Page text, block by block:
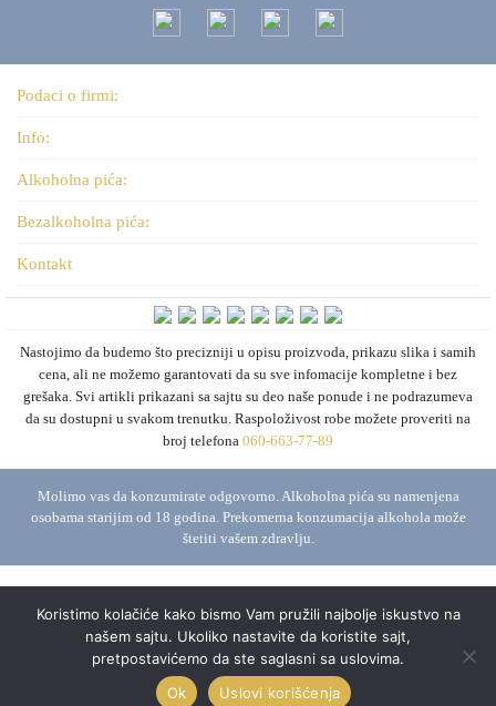
Podaci o firmi:
Info:
Alkoholna pića:
Bezalkoholna pića:
Kontakt
Nastojimo da budemo što precizniji u opisu proizvoda, prikazu slika i samih
cena, ali ne možemo garantovati da su sve infomacije kompletne i bez
grešaka. Svi artikli prikazani sa sajtu su deo naše ponude i ne podrazumeva
da su dostupni u svakom trenutku. Raspoloživost robe možete proveriti na
broj telefona 060-663-77-89
Molimo vas da konzumirate odgovorno. Alkoholna pića su namenjena
osobama starijim od 18 godina. Prekomerna konzumacija alkohola može
štetiti vašem zdravlju.
Energystar D.O.O. © 2026. Sva prava zadržana.Powered byGSM Solutions
Treba li ti pomoć ili savet oko kupovine?
Zdravo! Kako mogu da ti pomognem danas?
Pošalji
Koristimo kolačiće kako bismo Vam pružili najbolje iskustvo na
našem sajtu. Ukoliko nastavite da koristite sajt,
pretpostavićemo da ste saglasni sa uslovima.
Ok
Uslovi korišćenja